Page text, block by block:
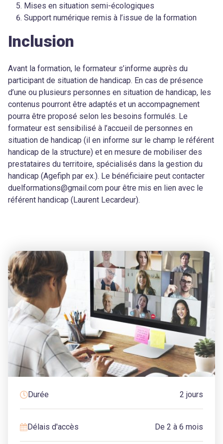
Mises en situation semi-écologiques
Support numérique remis à l’issue de la formation
Inclusion
Avant la formation, le formateur s’informe auprès du
participant de situation de handicap. En cas de présence
d’une ou plusieurs personnes en situation de handicap, les
contenus pourront être adaptés et un accompagnement
pourra être proposé selon les besoins formulés. Le
formateur est sensibilisé à l’accueil de personnes en
situation de handicap (il en informe sur le champ le référent
handicap de la structure) et en mesure de mobiliser des
prestataires du territoire, spécialisés dans la gestion du
handicap (Agefiph par ex.). Le bénéficiaire peut contacter
duelformations@gmail.com pour être mis en lien avec le
référent handicap (Laurent Lecardeur).
Durée 2 jours
Délais d'accès De 2 à 6 mois